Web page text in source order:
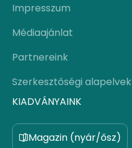
Impresszum
Médiaajánlat
Partnereink
Szerkesztőségi alapelvek
KIADVÁNYAINK
Magazin (nyár/ősz)